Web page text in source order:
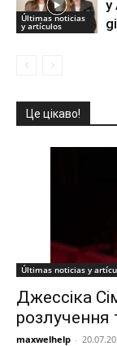
Últimas noticias
y artículos
y
Це цікаво!
Últimas noticias y
Джессіка
розлучення
maxwelhelp -